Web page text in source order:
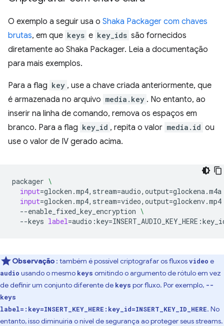
O exemplo a seguir usa o Shaka Packager com chaves
brutas, em que keys e key_ids são fornecidos
diretamente ao Shaka Packager. Leia a documentação
para mais exemplos.
Para a flag key , use a chave criada anteriormente, que
é armazenada no arquivo media.key . No entanto, ao
inserir na linha de comando, remova os espaços em
branco. Para a flag key_id , repita o valor media.id ou
use o valor de IV gerado acima.
packager \
input=glocken.mp4,stream=audio,output=glockena.m4a
input=glocken.mp4,stream=video,output=glockenv.mp4
--enable_fixed_key_encryption \
--keys label=audio:key=
Observação : também é possível criptografar os fluxosvideo e
audio usando o mesmo keys omitindo o argumento de rótulo em vez
de definir um conjunto diferente de keys por fluxo. Por exemplo, --
keys
label=:key=INSERT_KEY_HERE:key_id=INSERT_KEY_ID_HERE. No
entanto, isso diminuiria o nível de segurança ao proteger seus streams.